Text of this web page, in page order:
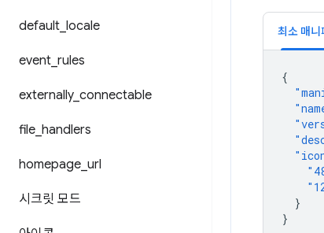
default locale
event rules
externally_ connectable
file handlers
homepage url
시크릿 모드
최소 매니
{
}
}